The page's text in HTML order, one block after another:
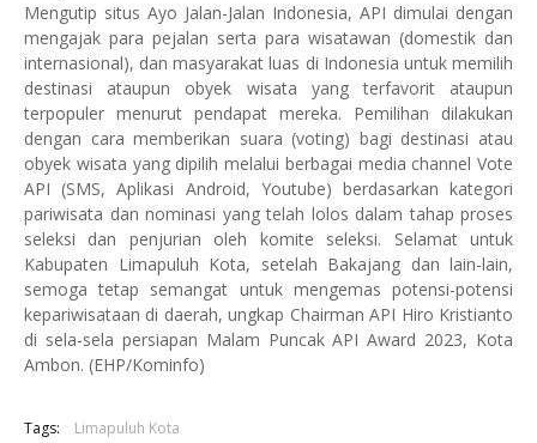
Mengutip situs Ayo Jalan-Jalan Indonesia, API dimulai dengan
mengajak para pejalan serta para wisatawan (domestik dan
internasional), dan masyarakat luas di Indonesia untuk memilih
destinasi ataupun obyek wisata yang terfavorit ataupun
terpopuler menurut pendapat mereka. Pemilihan dilakukan
dengan cara memberikan suara (voting) bagi destinasi atau
obyek wisata yang dipilih melalui berbagai media channel Vote
API (SMS, Aplikasi Android, Youtube) berdasarkan kategori
pariwisata dan nominasi yang telah lolos dalam tahap proses
seleksi dan penjurian oleh komite seleksi. Selamat untuk
Kabupaten Limapuluh Kota, setelah Bakajang dan lain-lain,
semoga tetap semangat untuk mengemas potensi-potensi
kepariwisataan di daerah, ungkap Chairman API Hiro Kristianto
di sela-sela persiapan Malam Puncak API Award 2023, Kota
Ambon. (EHP/Kominfo)
Tags: Limapuluh Kota